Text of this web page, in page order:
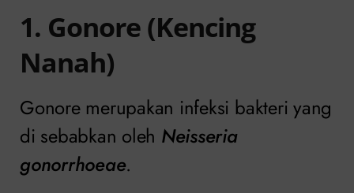
1. Gonore (Kencing
Nanah)
Gonore merupakan infeksi bakteri yang
di sebabkan oleh Neisseria
gonorrhoeae.